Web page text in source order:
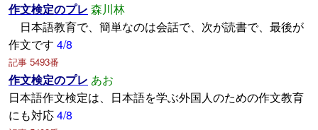
作文検定のプレ 森川林
日本語教育で、簡単なのは会話で、次が読書で、最後が
作文です 4/8
記事 5493番
作文検定のプレ あお
日本語作文検定は、日本語を学ぶ外国人のための作文教育
にも対応4/8